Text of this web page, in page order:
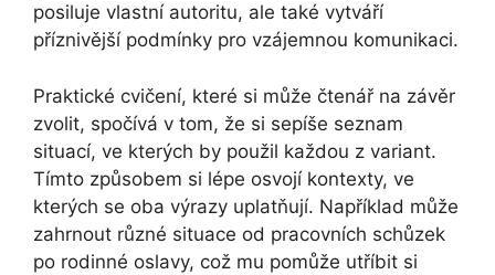
posiluje vlastní autoritu, ale také vytváří
příznivější podmínky pro vzájemnou komunikaci.
Praktické cvičení, které si může čtenář na závěr
zvolit, spočívá v tom, že si sepíše seznam
situací, ve kterých by použil každou z variant.
Tímto způsobem si lépe osvojí kontexty, ve
kterých se oba výrazy uplatňují. Například může
zahrnout různé situace od pracovních schůzek
po rodinné oslavy, což mu pomůže utříbit si